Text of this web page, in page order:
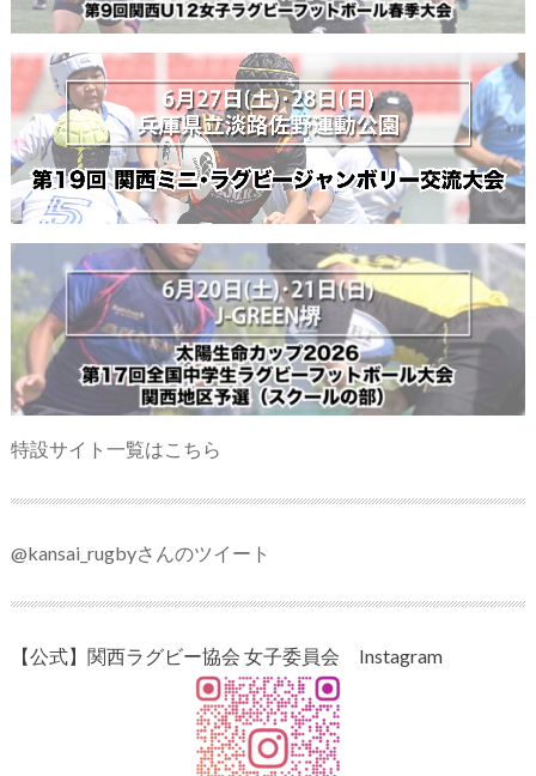
特設サイト一覧はこちら
@kansai_rugbyさんのツイート
【公式】関西ラグビー協会 女子委員会 Instagram